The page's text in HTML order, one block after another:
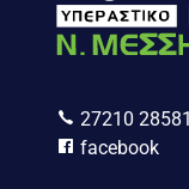
27210 28581
facebook